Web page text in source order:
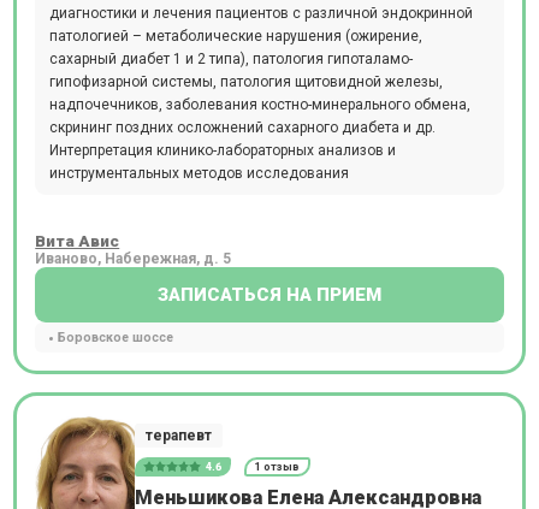
диагностики и лечения пациентов с различной эндокринной
патологией – метаболические нарушения (ожирение,
сахарный диабет 1 и 2 типа), патология гипоталамо-
гипофизарной системы, патология щитовидной железы,
надпочечников, заболевания костно-минерального обмена,
скрининг поздних осложнений сахарного диабета и др.
Интерпретация клинико-лабораторных анализов и
инструментальных методов исследования
Вита Авис
Иваново, Набережная, д. 5
ЗАПИСАТЬСЯ НА ПРИЕМ
Боровское шоссе
терапевт
4.6 1 отзыв
Меньшикова Елена Александровна